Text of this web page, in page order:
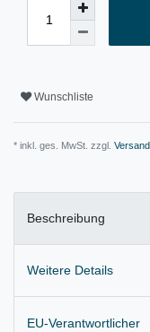
Wunschliste
* inkl. ges. MwSt. zzgl.
Beschreibung
Weitere Details
EU-Verantwortlicher